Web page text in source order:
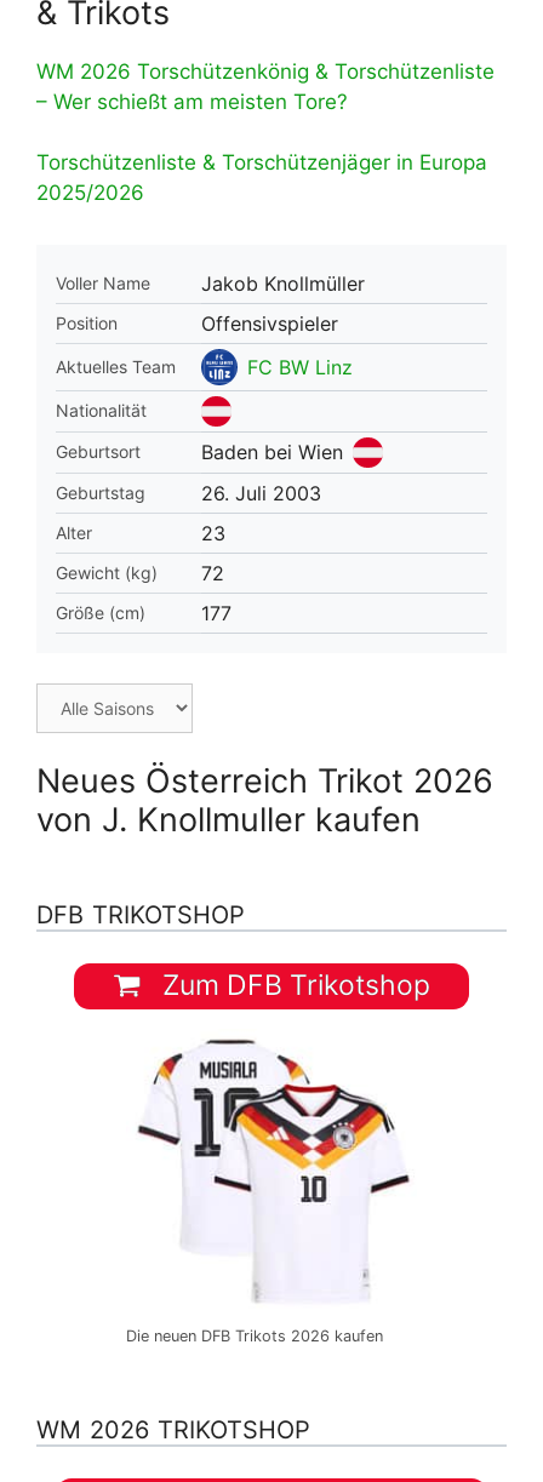
& Trikots
WM 2026 Torschützenkönig & Torschützenliste
– Wer schießt am meisten Tore?
Torschützenliste & Torschützenjäger in Europa
2025/2026
Voller Name Jakob Knollmüller
Position Offensivspieler
Aktuelles Team FC BW Linz
Nationalität
Geburtsort
Baden bei Wien
Geburtstag 26. Juli 2003
Alter 23
Gewicht (kg) 72
Größe (cm) 177
Neues Österreich Trikot 2026
von J. Knollmuller kaufen
DFB TRIKOTSHOP
Zum DFB Trikotshop
Die neuen DFB Trikots 2026 kaufen
WM 2026 TRIKOTSHOP